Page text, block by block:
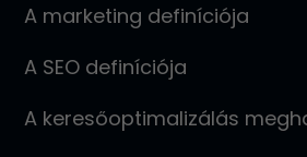
A marketing definíciója
A SEO definíciója
A keresőoptimalizálás